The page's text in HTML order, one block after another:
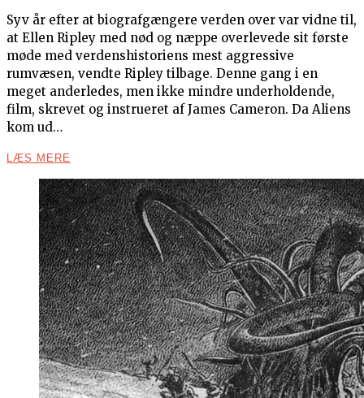
Syv år efter at biografgængere verden over var vidne til,
at Ellen Ripley med nød og næppe overlevede sit første
møde med verdenshistoriens mest aggressive
rumvæsen, vendte Ripley tilbage. Denne gang i en
meget anderledes, men ikke mindre underholdende,
film, skrevet og instrueret af James Cameron. Da Aliens
kom ud…
LÆS MERE